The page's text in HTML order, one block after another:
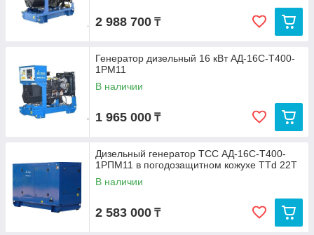
2 988 700 ₸
Генератор дизельный 16 кВт АД-16С-Т400-
1РМ11
В наличии
1 965 000 ₸
Дизельный генератор ТСС АД-16С-Т400-
1РПМ11 в погодозащитном кожухе TTd 22T
В наличии
2 583 000 ₸